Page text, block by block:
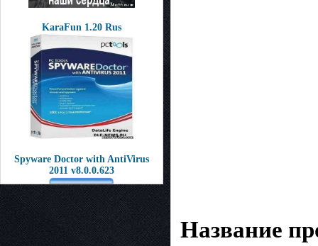
KaraFun 1.20 Rus
Spyware Doctor with AntiVirus
2011 v8.0.0.623
Название